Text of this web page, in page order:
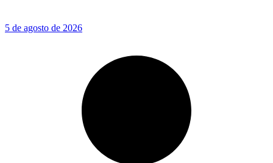
5 de agosto de 2026